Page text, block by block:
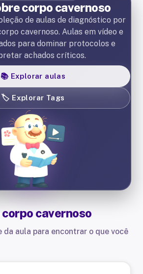
corpo cavernoso
de aulas de diagnóstico por
cavernoso. Aulas em vídeo e
para dominar protocolos e
achados críticos.
📚 Explorar aulas
🏷️ Explorar Tags
corpo cavernoso
da aula para encontrar o que você